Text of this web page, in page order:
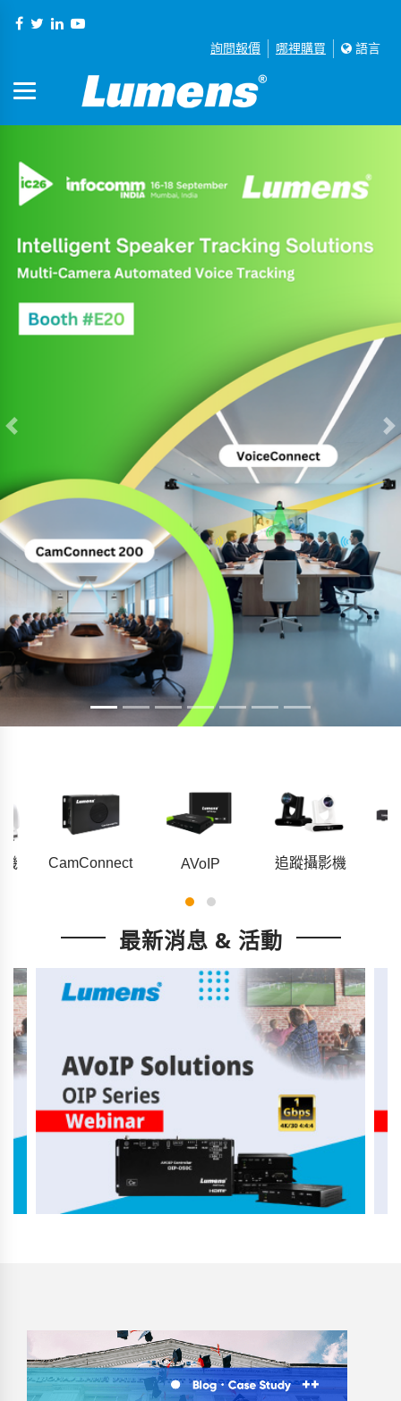
詢問報價 哪裡購買 語言
機 CamConnect AVoIP 追蹤攝影機
最新消息 & 活動